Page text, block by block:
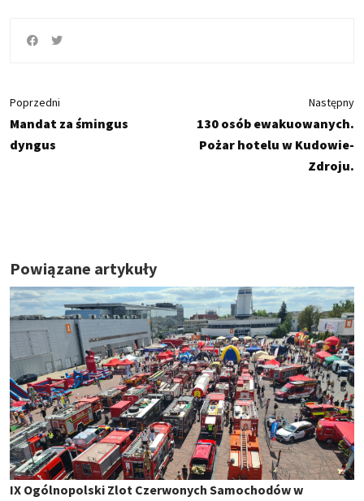
Poprzedni
Mandat za śmingus
dyngus
Następny
130 osób ewakuowanych.
Pożar hotelu w Kudowie-
Zdroju.
Powiązane artykuły
IX Ogólnopolski Zlot Czerwonych Samochodów w